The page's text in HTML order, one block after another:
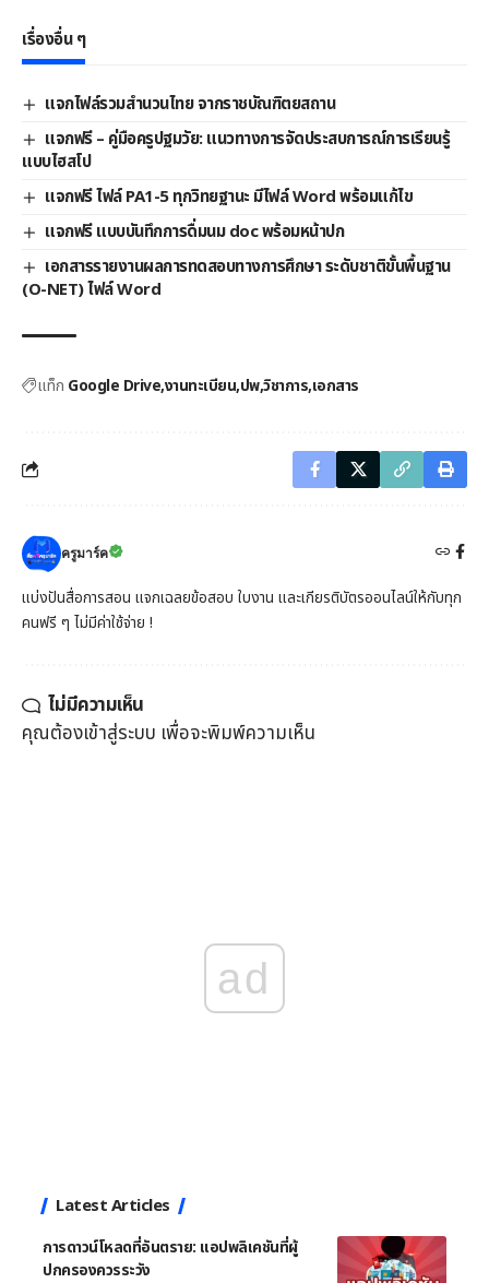
เรื่องอื่น ๆ
แจกไฟล์รวมสำนวนไทย จากราชบัณฑิตยสถาน
แจกฟรี – คู่มือครูปฐมวัย: แนวทางการจัดประสบการณ์การเรียนรู้
แบบไฮสโป
แจกฟรี ไฟล์ PA1-5 ทุกวิทยฐานะ มีไฟล์ Word พร้อมแก้ไข
แจกฟรี แบบบันทึกการดื่มนม doc พร้อมหน้าปก
เอกสารรายงานผลการทดสอบทางการศึกษา ระดับชาติขั้นพื้นฐาน
(O-NET) ไฟล์ Word
แท็ก Google Driveงานทะเบียน ปพวิชาการ เอกสาร
ครูมาร์ค
แบ่งปันสื่อการสอน แจกเฉลยข้อสอบ ใบงาน และเกียรติบัตรออนไลน์ให้กับทุก
คนฟรี ๆ ไม่มีค่าใช้จ่าย !
ไม่มีความเห็น
คุณต้องเข้าสู่ระบบ เพื่อจะพิมพ์ความเห็น
ad
Latest Articles
การดาวน์โหลดที่อันตราย: แอปพลิเคชันที่ผู้
ปกครองควรระวัง